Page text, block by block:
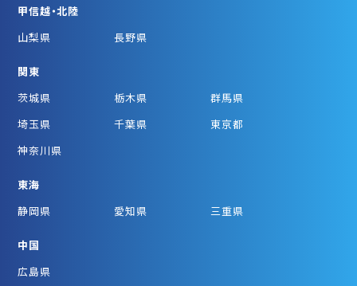
甲信越・北陸
山梨県
長野県
関東
茨城県
栃木県
群馬県
埼玉県
千葉県
東京都
神奈川県
東海
静岡県
愛知県 三重県
中国
広島県